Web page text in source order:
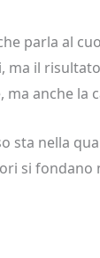
parla al
ma il
anche la
sta nella
si